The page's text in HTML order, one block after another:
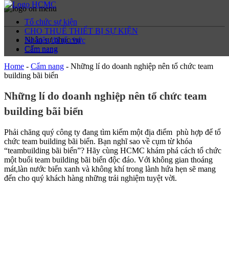
Nhân sự phục vụ
Cẩm nang
Tổ chức sự kiện
CHO THUÊ THIẾT BỊ SỰ KIỆN
Sự kiện đã tổ chức
Cẩm nang
Home - Cẩm nang - Những lí do doanh nghiệp nên tổ chức team
building bãi biển
Những lí do doanh nghiệp nên tổ chức team
building bãi biển
Phải chăng quý công ty đang tìm kiếm một địa điểm phù hợp để tổ
chức team building bãi biển. Bạn nghĩ sao về cụm từ khóa
“teambuilding bãi biển”? Hãy cùng HCMC khám phá cách tổ chức
một buổi team building bãi biển độc đáo. Với không gian thoáng
mát,làn nước biển xanh và không khí trong lành hứa hẹn sẽ mang
đến cho quý khách hàng những trải nghiệm tuyệt vời.